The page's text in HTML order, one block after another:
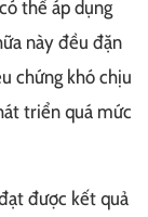
thể áp dụng
này đều đặn
chứng khó chịu
triển quá mức
được kết quả